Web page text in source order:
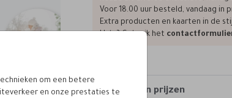
om een betere
en onze prestaties te
Voor 18.00 uur besteld, vandaag in
Extra producten en kaarten in de
Hulp? Gebruik het
Formaten en prijzen